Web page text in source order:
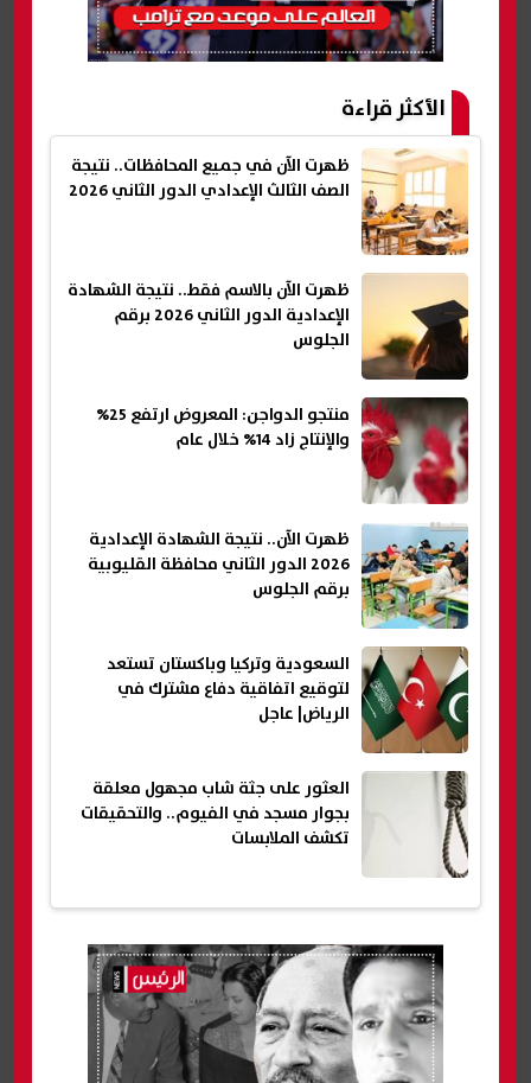
الأكثر قراءة
ظهرت الآن في جميع المحافظات.. نتيجة
الصف الثالث الإعدادي الدور الثاني 2026
ظهرت الآن بالاسم فقط.. نتيجة الشهادة
الإعدادية الدور الثاني 2026 برقم
الجلوس
منتجو الدواجن: المعروض ارتفع 25%
والإنتاج زاد 14% خلال عام
ظهرت الآن.. نتيجة الشهادة الإعدادية
2026 الدور الثاني محافظة القليوبية
برقم الجلوس
السعودية وتركيا وباكستان تستعد
لتوقيع اتفاقية دفاع مشترك في
الرياض| عاجل
العثور على جثة شاب مجهول معلقة
بجوار مسجد في الفيوم.. والتحقيقات
تكشف الملابسات